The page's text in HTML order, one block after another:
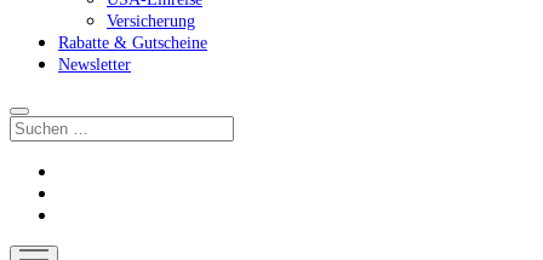
Versicherung
Rabatte & Gutscheine
Newsletter
Suchen